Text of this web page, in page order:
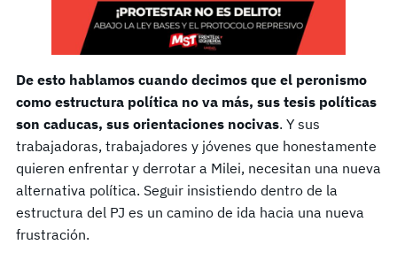
De esto hablamos cuando decimos que el peronismo
como estructura política no va más, sus tesis políticas
son caducas, sus orientaciones nocivas. Y sus
trabajadoras, trabajadores y jóvenes que honestamente
quieren enfrentar y derrotar a Milei, necesitan una nueva
alternativa política. Seguir insistiendo dentro de la
estructura del PJ es un camino de ida hacia una nueva
frustración.